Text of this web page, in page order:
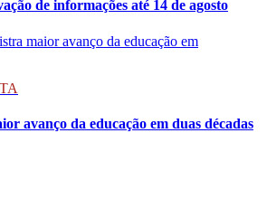
de informações até 14 de agosto
avanço da educação em duas décadas